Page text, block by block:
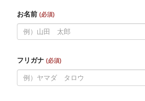
お名前 (必須)
フリガナ (必須)